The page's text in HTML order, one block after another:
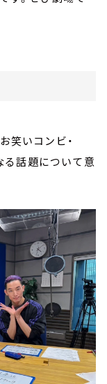
笑いコンビ・
る話題について意